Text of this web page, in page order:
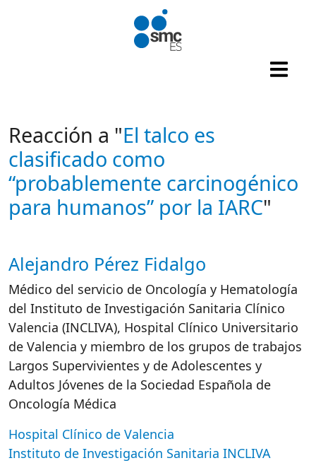
Pasar al contenido principal
Reacción a "El talco es
clasificado como
“probablemente carcinogénico
para humanos” por la IARC"
Autor/es reacciones
Alejandro Pérez Fidalgo
Médico del servicio de Oncología y Hematología
del Instituto de Investigación Sanitaria Clínico
Valencia (INCLIVA), Hospital Clínico Universitario
de Valencia y miembro de los grupos de trabajos
Largos Supervivientes y de Adolescentes y
Adultos Jóvenes de la Sociedad Española de
Oncología Médica
Hospital Clínico de Valencia
Instituto de Investigación Sanitaria INCLIVA